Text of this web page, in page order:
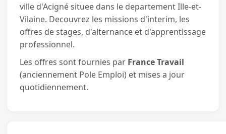
ville d'Acigné situee dans le departement Ille-et-
Vilaine. Decouvrez les missions d'interim, les
offres de stages, d'alternance et d'apprentissage
professionnel.
Les offres sont fournies par France Travail
(anciennement Pole Emploi) et mises a jour
quotidiennement.